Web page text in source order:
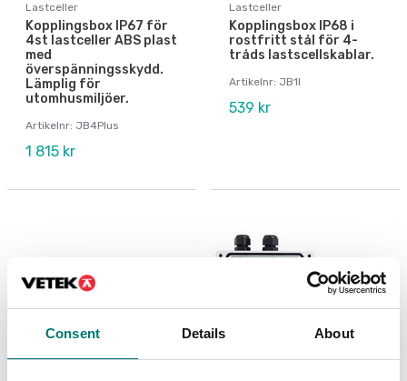
Consent Details About
Lastceller
Kopplingsbox IP67 för
4st lastceller ABS plast
med
överspänningsskydd.
Lämplig för
utomhusmiljöer.
Artikelnr: JB4Plus
1 815 kr
Lastceller
Kopplingsbox IP68 i
rostfritt stål för 4-
tråds lastscellskablar.
Artikelnr: JB1I
539 kr